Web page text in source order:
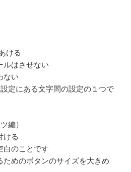
ける
はさせない
ない
にある文字間の設定の１つで
編）
ける
のことです
めのボタンのサイズを大きめ